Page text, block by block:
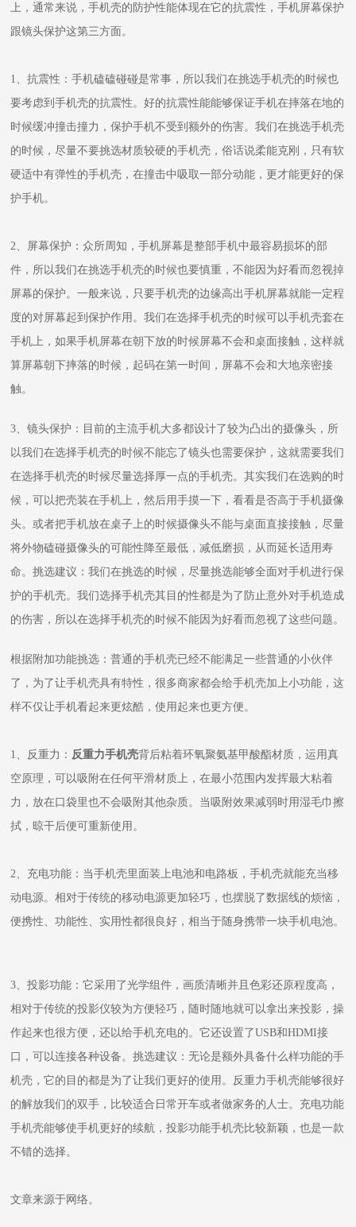
上，通常来说，手机壳的防护性能体现在它的抗震性，手机屏幕保护
跟镜头保护这第三方面。
1、抗震性：手机磕磕碰碰是常事，所以我们在挑选手机壳的时候也
要考虑到手机壳的抗震性。好的抗震性能能够保证手机在摔落在地的
时候缓冲撞击撞力，保护手机不受到额外的伤害。我们在挑选手机壳
的时候，尽量不要挑选材质较硬的手机壳，俗话说柔能克刚，只有软
硬适中有弹性的手机壳，在撞击中吸取一部分动能，更才能更好的保
护手机。
2、屏幕保护：众所周知，手机屏幕是整部手机中最容易损坏的部
件，所以我们在挑选手机壳的时候也要慎重，不能因为好看而忽视掉
屏幕的保护。一般来说，只要手机壳的边缘高出手机屏幕就能一定程
度的对屏幕起到保护作用。我们在选择手机壳的时候可以手机壳套在
手机上，如果手机屏幕在朝下放的时候屏幕不会和桌面接触，这样就
算屏幕朝下摔落的时候，起码在第一时间，屏幕不会和大地亲密接
触。
3、镜头保护：目前的主流手机大多都设计了较为凸出的摄像头，所
以我们在选择手机壳的时候不能忘了镜头也需要保护，这就需要我们
在选择手机壳的时候尽量选择厚一点的手机壳。其实我们在选购的时
候，可以把壳装在手机上，然后用手摸一下，看看是否高于手机摄像
头。或者把手机放在桌子上的时候摄像头不能与桌面直接接触，尽量
将外物磕碰摄像头的可能性降至最低，减低磨损，从而延长适用寿
命。挑选建议：我们在挑选的时候，尽量挑选能够全面对手机进行保
护的手机壳。我们选择手机壳其目的性都是为了防止意外对手机造成
的伤害，所以在选择手机壳的时候不能因为好看而忽视了这些问题。
根据附加功能挑选：普通的手机壳已经不能满足一些普通的小伙伴
了，为了让手机壳具有特性，很多商家都会给手机壳加上小功能，这
样不仅让手机看起来更炫酷，使用起来也更方便。
1、反重力： 反重力手机壳背后粘着环氧聚氨基甲酸酯材质，运用真
空原理，可以吸附在任何平滑材质上，在最小范围内发挥最大粘着
力，放在口袋里也不会吸附其他杂质。当吸附效果减弱时用湿毛巾擦
拭，晾干后便可重新使用。
2、充电功能：当手机壳里面装上电池和电路板，手机壳就能充当移
动电源。相对于传统的移动电源更加轻巧，也摆脱了数据线的烦恼，
便携性、功能性、实用性都很良好，相当于随身携带一块手机电池。
3、投影功能：它采用了光学组件，画质清晰并且色彩还原程度高，
相对于传统的投影仪较为方便轻巧，随时随地就可以拿出来投影，操
作起来也很方便，还以给手机充电的。它还设置了USB和HDMI接
口，可以连接各种设备。挑选建议：无论是额外具备什么样功能的手
机壳，它的目的都是为了让我们更好的使用。反重力手机壳能够很好
的解放我们的双手，比较适合日常开车或者做家务的人士。充电功能
手机壳能够使手机更好的续航，投影功能手机壳比较新颖，也是一款
不错的选择。
文章来源于网络。